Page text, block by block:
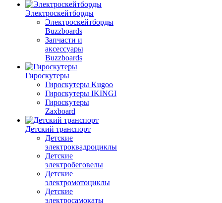
Электроскейтборды
Электроскейтборды
Buzzboards
Запчасти и
аксессуары
Buzzboards
Гироскутеры
Гироскутеры Kugoo
Гироскутеры IKINGI
Гироскутеры
Zaxboard
Детский транспорт
Детские
электроквадроциклы
Детские
электробеговелы
Детские
электромотоциклы
Детские
электросамокаты